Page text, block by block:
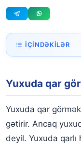
İÇINDƏKILƏR
Yuxuda qar
Yuxuda qarda
Yayda yuxuda qar
Yuxuda qar
Yuxuda qar
gətirir. Ancaq
deyil. Yuxuda qarlı